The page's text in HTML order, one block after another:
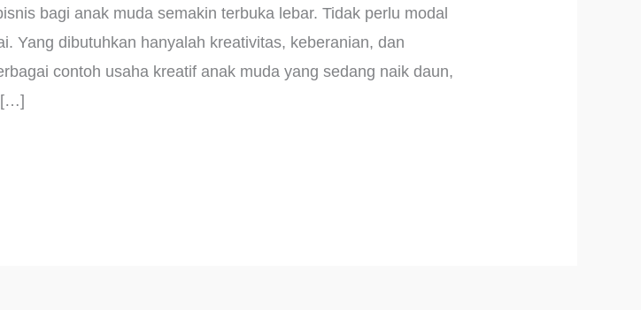
bagi anak muda semakin terbuka lebar. Tidak perlu modal
Yang dibutuhkan hanyalah kreativitas, keberanian, dan
contoh usaha kreatif anak muda yang sedang naik daun,
[…]